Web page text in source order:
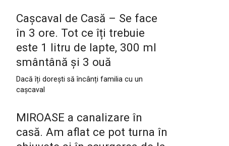
Cașcaval de Casă – Se face
în 3 ore. Tot ce îți trebuie
este 1 litru de lapte, 300 ml
smântână și 3 ouă
Dacă îți dorești să încânți familia cu un
cașcaval
MIROASE a canalizare în
casă. Am aflat ce pot turna în